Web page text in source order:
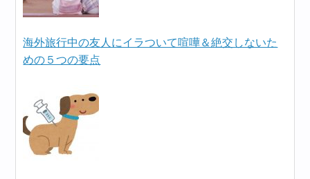
海外旅行中の友人にイラついて喧嘩＆絶交しないた
めの５つの要点